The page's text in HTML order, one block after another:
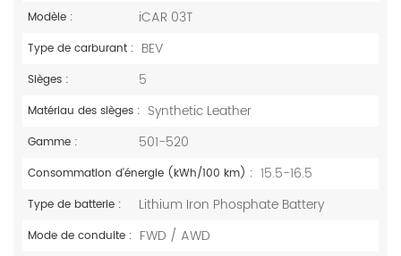
Modèle : iCAR 03T
Type de carburant : BEV
Sièges : 5
Matériau des sièges : Synthetic Leather
Gamme : 501-520
Consommation d'énergie (kWh/100 km) : 15.5-16.5
Type de batterie : Lithium Iron Phosphate Battery
Mode de conduite : FWD / AWD